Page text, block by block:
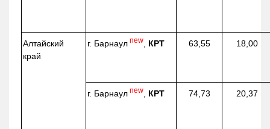
Алтайский
край
г. Барнаул new КРТ 63,55 18,00
г. Барнаул new КРТ 74,73 20,37